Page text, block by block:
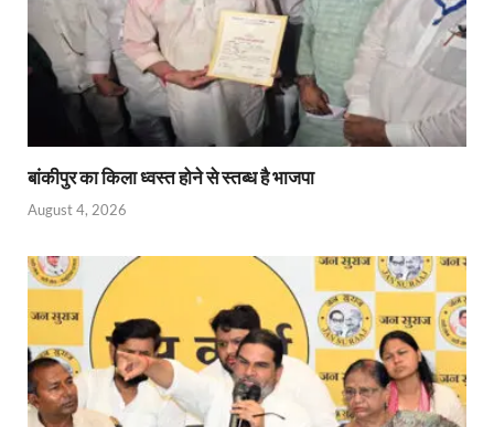
बांकीपुर का किला ध्वस्त होने से स्तब्ध है भाजपा
August 4, 2026